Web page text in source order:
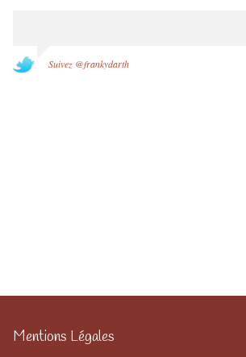
Suivez @frankydarth
Mentions Légales